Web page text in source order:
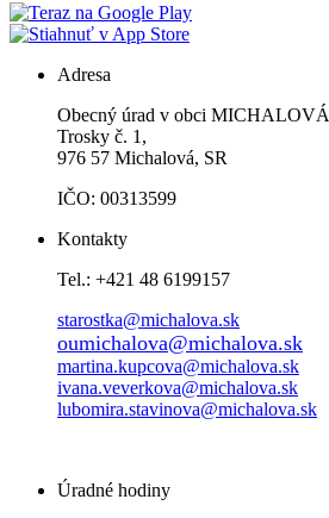
Adresa
Obecný úrad v obci MICHALOVÁ
Trosky č. 1,
976 57 Michalová, SR
IČO: 00313599
Kontakty
Tel.: +421 48 6199157
starostka@michalova.sk
oumichalova@michalova.sk
martina.kupcova@michalova.sk
ivana.veverkova@michalova.sk
lubomira.stavinova@michalova.sk
Úradné hodiny